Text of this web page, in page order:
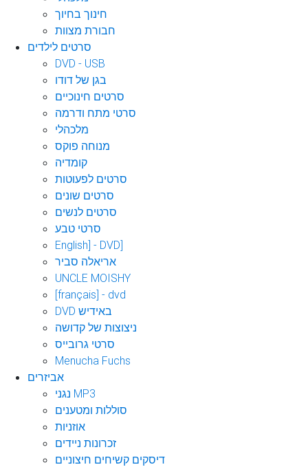
חינוך בחיוך
חבורת מצוות
סרטים לילדים
DVD - USB
בגן של דודו
סרטים חינוכיים
סרטי מתח ודרמה
מלכהלי
מנוחה פוקס
קומדיה
סרטים לפעוטות
סרטים שונים
סרטים לנשים
סרטי טבע
English] - DVD]
אריאלה סביר
UNCLE MOISHY
[français] - dvd
DVD באידיש
ניצוצות של קדושה
סרטי גרובייס
Menucha Fuchs
אביזרים
נגני MP3
סוללות ומטענים
אוזניות
זכרונות ניידים
דיסקים קשיחים חיצוניים